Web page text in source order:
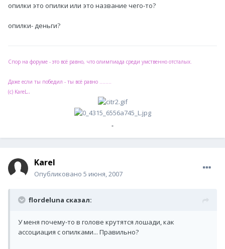
опилки это опилки или это название чего-то?
опилки- деньги?
Спор на форуме - это всё равно, что олимпиада среди умственно отсталых.
Даже если ты победил - ты всё равно ........
(с) KareL..
Karel
Опубликовано 5 июня, 2007
flordeluna сказал:
У меня почему-то в голове крутятся лошади, как
ассоциация с опилками... Правильно?